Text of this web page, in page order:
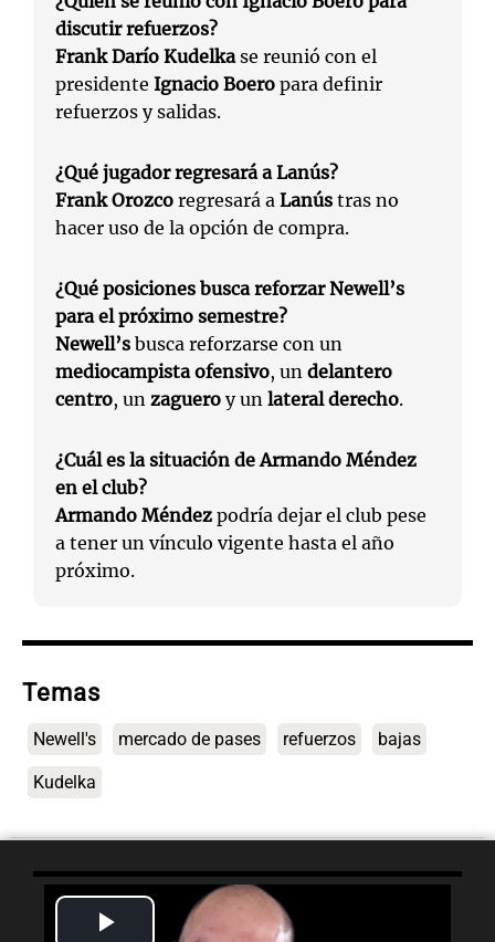
Play
discutir refuerzos?
Frank Darío Kudelkase reunió con el
presidente Ignacio Boero para definir
refuerzos y salidas.
¿Qué jugador regresará a Lanús?
Frank Orozco regresará a Lanús tras no
hacer uso de la opción de compra.
¿Qué posiciones busca reforzar Newell’s
para el próximo semestre?
Newell’s busca reforzarse con un
mediocampista ofensivo, un delantero
centro, un zaguero y un lateral derecho.
¿Cuál es la situación de Armando Méndez
en el club?
Armando Méndez podría dejar el club pese
a tener un vínculo vigente hasta el año
próximo.
Temas
Newell's mercado de pases refuerzos bajas
Kudelka
Lo último